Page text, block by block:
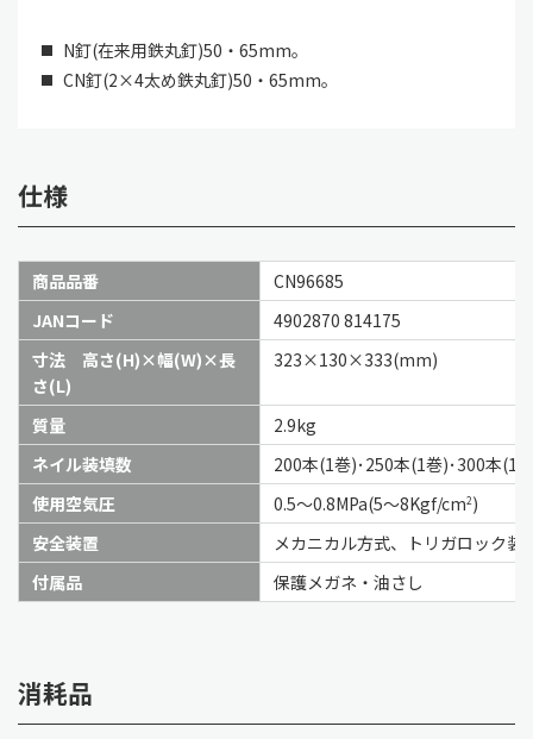
N釘(在来用鉄丸釘)50・65mm。
CN釘(2×4太め鉄丸釘)50・65mm。
仕様
商品品番
CN96685
JANコード
4902870 814175
寸法 高さ(H)×幅(W)×長
さ(L)
323×130×333(mm)
質量
2.9kg
ネイル装填数
200本(1巻)･250本(1巻)･300本(1
使用空気圧
0.5～0.8MPa(5～8Kgf/cm2)
安全装置
メカニカル方式、トリガロック装
付属品
保護メガネ・油さし
消耗品